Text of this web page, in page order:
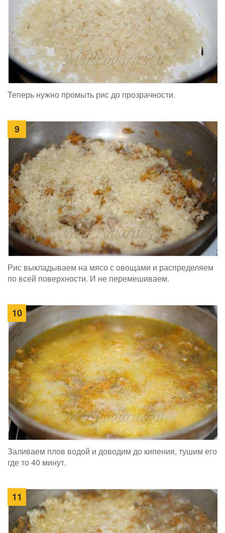
Теперь нужно промыть рис до прозрачности.
9
Рис выкладываем на мясо с овощами и распределяем
по всей поверхности. И не перемешиваем.
10
Заливаем плов водой и доводим до кипения, тушим его
где то 40 минут.
11